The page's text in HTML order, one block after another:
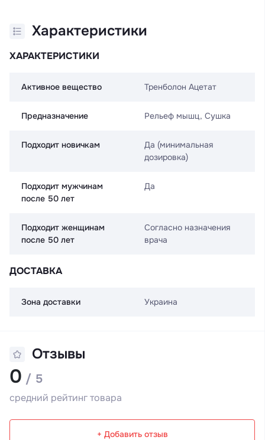
Характеристики
ХАРАКТЕРИСТИКИ
Активное вещество Тренболон Ацетат
Предназначение Рельеф мышц, Сушка
Подходит новичкам
Да (минимальная
дозировка)
Подходит мужчинам
после 50 лет
Да
Подходит женщинам
после 50 лет
Согласно назначения
врача
ДОСТАВКА
Зона доставки Украина
Отзывы
0 / 5
средний рейтинг товара
+ Добавить отзыв